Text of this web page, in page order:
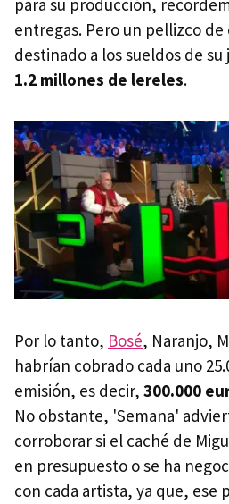
entregas. Pero un pellizco
destinado a los sueldos de
1.2 millones de lereles.
Por lo tanto, Bosé, Naranjo,
habrían cobrado cada uno
emisión, es decir, 300.000
No obstante, 'Semana'
corroborar si el caché de
en presupuesto o se ha
con cada artista, ya que, ese